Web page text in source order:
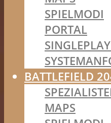
SPIELMODI
PORTAL
BATTLEFIELD
MAPS